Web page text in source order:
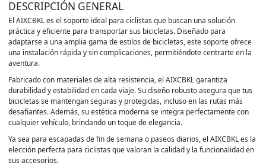
DESCRIPCIÓN GENERAL
El AIXCBKL es el soporte ideal para ciclistas que buscan una solución
práctica y eficiente para transportar sus bicicletas. Diseñado para
adaptarse a una amplia gama de estilos de bicicletas, este soporte ofrece
una instalación rápida y sin complicaciones, permitiéndote centrarte en la
aventura.
Fabricado con materiales de alta resistencia, el AIXCBKL garantiza
durabilidad y estabilidad en cada viaje. Su diseño robusto asegura que tus
bicicletas se mantengan seguras y protegidas, incluso en las rutas más
desafiantes. Además, su estética moderna se integra perfectamente con
cualquier vehículo, brindando un toque de elegancia.
Ya sea para escapadas de fin de semana o paseos diarios, el AIXCBKL es la
elección perfecta para ciclistas que valoran la calidad y la funcionalidad en
sus accesorios.